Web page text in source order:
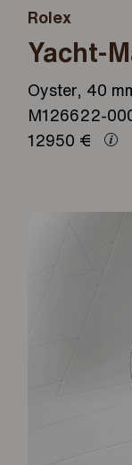
Rolex
Yacht-
Oyster, 40
M126622-
12950 €